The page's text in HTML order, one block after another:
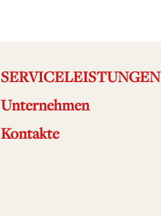
SERVICELEISTUNGEN
Unternehmen
Kontakte